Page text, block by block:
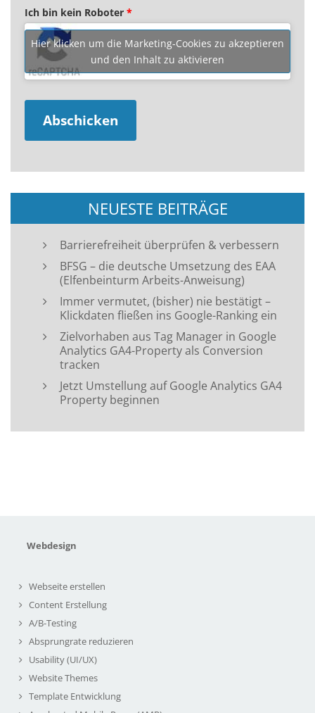
Ich bin kein Roboter *
Hier klicken um die Marketing-Cookies zu akzeptieren
und den Inhalt zu aktivieren
NEUESTE BEITRÄGE
Barrierefreiheit überprüfen & verbessern
BFSG – die deutsche Umsetzung des EAA
(Elfenbeinturm Arbeits-Anweisung)
Immer vermutet, (bisher) nie bestätigt –
Klickdaten fließen ins Google-Ranking ein
Zielvorhaben aus Tag Manager in Google
Analytics GA4-Property als Conversion
tracken
Jetzt Umstellung auf Google Analytics GA4
Property beginnen
Webdesign
Webseite erstellen
Content Erstellung
A/B-Testing
Absprungrate reduzieren
Usability (UI/UX)
Website Themes
Template Entwicklung